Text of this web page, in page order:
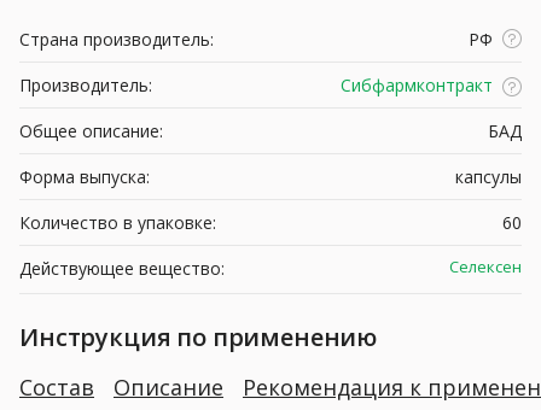
Страна производитель:
РФ
Производитель:
Сибфармконтракт
Общее описание:
БАД
Форма выпуска:
капсулы
Количество в упаковке:
60
Действующее вещество:
Селексен
Инструкция по применению
Состав Описание Рекомендация к